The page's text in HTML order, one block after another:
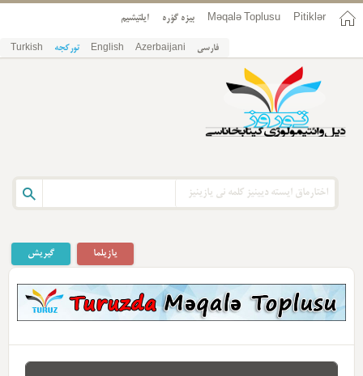
Pitiklər
Məqalə Toplusu بیزه گؤره ایلتیشیم
فارسی Azerbaijani
English تورکجه Turkish
گیریش یازیلما